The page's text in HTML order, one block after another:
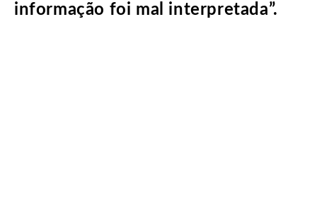
informação foi mal interpretada”.